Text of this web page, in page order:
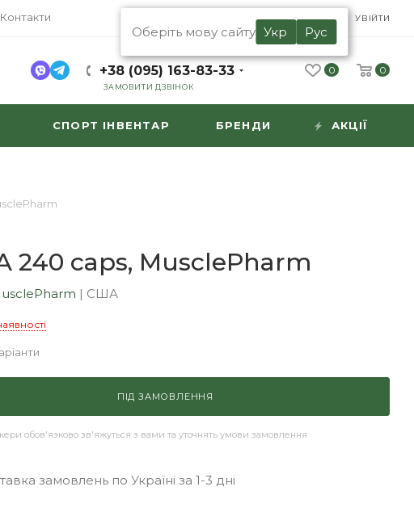
Контакти RU
Оберіть мову сайту Укр Рус
УВІЙТИ
+38 (095) 163-83-33
ЗАМОВИТИ ДЗВІНОК
0 0
СПОРТ ІНВЕНТАР БРЕНДИ АКЦІЇ
240 caps, MusclePharm
| США
ПІД ЗАМОВЛЕННЯ
обов'язково зв'яжуться з вами та уточнять умови замовлення
замовлень по Україні за 1-3 дні